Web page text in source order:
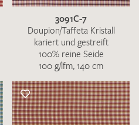
3091C-7
Doupion/Taffeta Kristall
kariert und gestreift
100% reine Seide
100 g/lfm, 140 cm